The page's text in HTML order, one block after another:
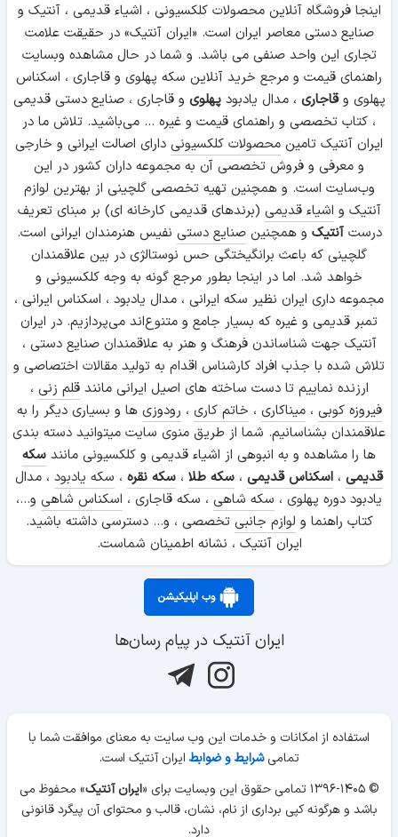
اینجا فروشگاه آنلاین محصولات کلکسیونی ، اشیاء قدیمی ، آنتیک و
صنایع دستی معاصر ایران است. «ایران آنتیک» در حقیقت علامت
تجاری این واحد صنفی می باشد. و شما در حال مشاهده وبسایت
راهنمای قیمت و مرجع خرید آنلاین سکه پهلوی و قاجاری ، اسکناس
پهلوی وقاجاری ، مدال یادبودپهلوی و قاجاری ، صنایع دستی قدیمی
، کتاب تخصصی و راهنمای قیمت و غیره ... می‌باشید. تلاش ما در
ایران آنتیک تامین محصولات کلکسیونی دارای اصالت ایرانی و خارجی
و معرفی و فروش تخصصی آن به مجموعه داران کشور در این
وب‌سایت است. و همچنین تهیه تخصصی گلچینی از بهترین لوازم
آنتیک و اشیاء قدیمی (برندهای قدیمی کارخانه ای) بر مبنای تعریف
درستآنتیک و همچنینصنایع دستی نفیس هنرمندان ایرانی است.
گلچینی که باعث برانگیختگی حس نوستالژی در بین علاقمندان
خواهد شد. اما در اینجا بطور مرجع گونه به وجه کلکسیونی و
مجموعه داری ایران نظیر سکه ایرانی ، مدال یادبود ، اسکناس ایرانی ،
تمبر قدیمی و غیره که بسیار جامع و متنوع‌اند می‌پردازیم. در ایران
آنتیک جهت شناساندن فرهنگ و هنر به علاقمندان صنایع دستی ،
تلاش شده با جذب افراد کارشناس اقدام به تولید مقالات اختصاصی و
ارزنده نماییم تا دست ساخته های اصیل ایرانی مانندقلم زنی ،
فیروزه کوبی ،میناکاری ، خاتم کاری ، رودوزی ها و بسیاری دیگر را به
علاقمندان بشناسانیم. شما از طریق منوی سایت میتوانید دسته بندی
ها را مشاهده و به انبوهی از اشیاء قدیمی و کلکسیونی مانند سکه
قدیمی ، اسکناس قدیمی ، سکه طلا ، سکه نقره ، سکه یادبود ، مدال
یادبود دوره پهلوی ، سکه شاهی ، سکه قاجاری ، اسکناس شاهی و...،
کتاب راهنما و لوازم جانبی تخصصی ، و... دسترسی داشته باشید.
ایران آنتیک ، نشانه اطمینان شماست.
وب اپلیکیشن
ایران آنتیک در پیام رسان‌ها
استفاده از امکانات و خدمات این وب سایت به معنای موافقت شما با
تمامیشرایط و ضوابط ایران آنتیک است.
© ۱۳۹۶-۱۴۰۵ تمامی حقوق این وبسایت برای «
ایران آنتیک» محفوظ می
باشد و هرگونه کپی برداری از نام، نشان، قالب و محتوای آن پیگرد قانونی
دارد.